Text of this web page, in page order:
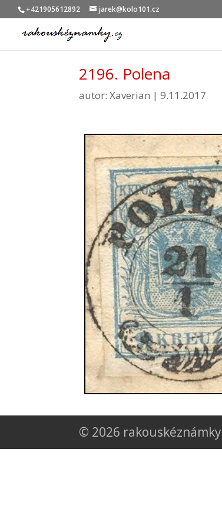
+421905612892 jarek@kolo101.cz
2196. Polena
autor:Xaverian |9.11.2017
© 2026